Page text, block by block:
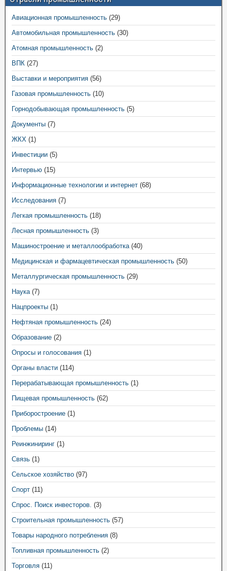
Авиационная промышленность (29)
Автомобильная промышленность (30)
Атомная промышленность (2)
ВПК (27)
Выставки и мероприятия (56)
Газовая промышленность (10)
Горнодобывающая промышленность (5)
Документы (7)
ЖКХ (1)
Инвестиции (5)
Интервью (15)
Информационные технологии и интернет (68)
Исследования (7)
Легкая промышленность (18)
Лесная промышленность (3)
Машиностроение и металлообработка(40)
Медицинская и фармацевтическая промышленность (50)
Металлургическая промышленность (29)
Наука(7)
Нацпроекты (1)
Нефтяная промышленность (24)
Образование (2)
Опросы и голосования (1)
Органы власти (114)
Перерабатывающая промышленность (1)
Пищевая промышленность (62)
Приборостроение (1)
Проблемы (14)
Реинжиниринг (1)
Связь (1)
Сельское хозяйство (97)
Спорт (11)
Спрос. Поиск инвесторов. (3)
Строительная промышленность (57)
Товары народного потребления (8)
Топливная промышленность (2)
Торговля (11)